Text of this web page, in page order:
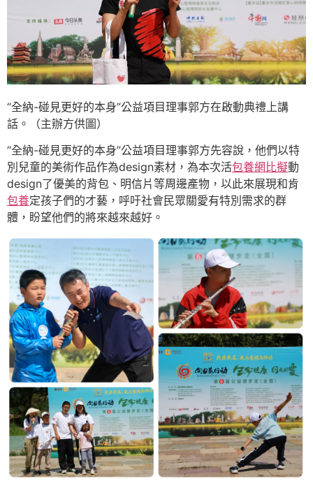
“全納-碰見更好的本身”公益項目理事郭方在啟動典禮上講
話。（主辦方供圖）
“全納-碰見更好的本身”公益項目理事郭方先容說，他們以特
別兒童的美術作品作為design素材，為本次活包養網比擬動
design了優美的背包、明信片等周邊產物，以此來展現和肯
包養定孩子們的才藝，呼吁社會民眾關愛有特別需求的群
體，盼望他們的將來越來越好。